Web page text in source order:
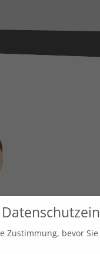
in Austria!
Zustimmung, bevor